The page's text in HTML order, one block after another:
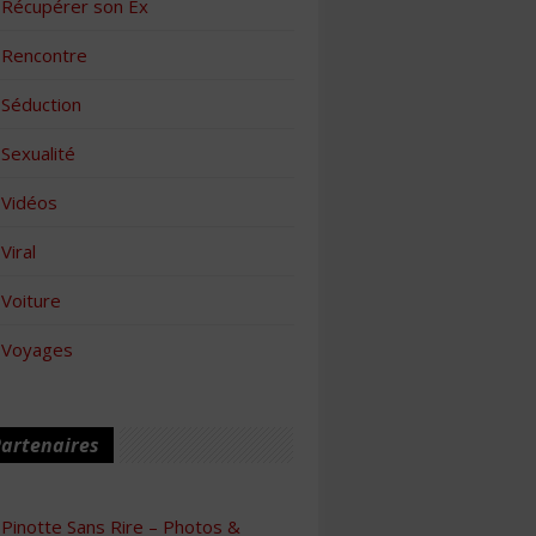
Récupérer son Ex
Rencontre
Séduction
Sexualité
Vidéos
Viral
Voiture
Voyages
Pinotte Sans Rire – Photos &